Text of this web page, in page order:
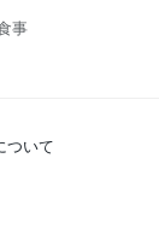
事
ついて